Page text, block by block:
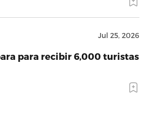
Jul 25, 2026
para recibir 6,000 turistas